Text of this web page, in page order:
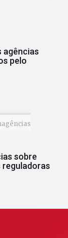
agências
pelo
sobre
reguladoras